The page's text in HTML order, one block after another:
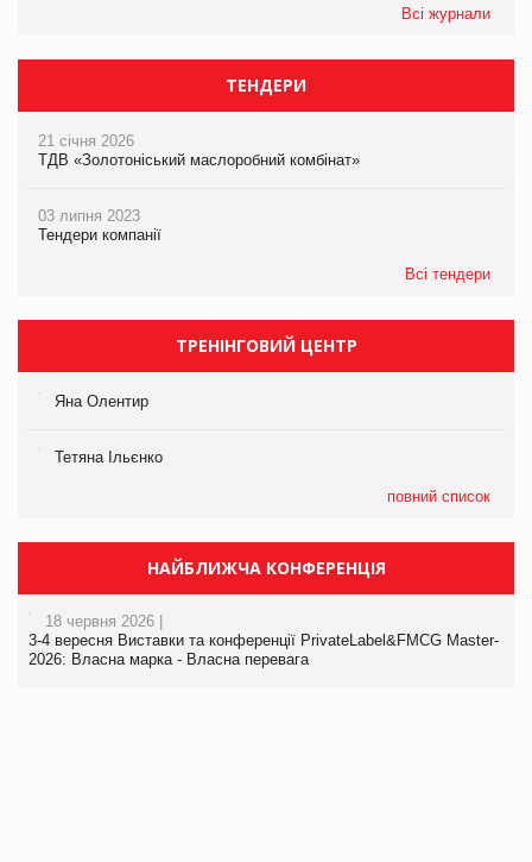
Всі журнали
ТЕНДЕРИ
21 січня 2026
ТДВ «Золотоніський маслоробний комбінат»
03 липня 2023
Тендери компанії
Всі тендери
ТРЕНІНГОВИЙ ЦЕНТР
Яна Олентир
Тетяна Ільєнко
повний список
НАЙБЛИЖЧА КОНФЕРЕНЦІЯ
18 червня 2026 |
3-4 вересня Виставки та конференції PrivateLabel&FMCG Master-
2026: Власна марка - Власна перевага